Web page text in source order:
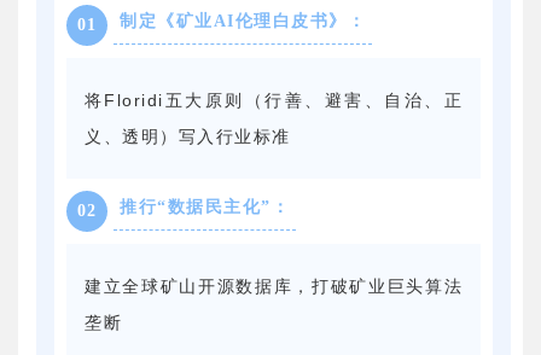
01 制定《矿业AI伦理白皮书》：
将Floridi五大原则（行善、避害、自治、正
义、透明）写入行业标准
02 推行“数据民主化”：
建立全球矿山开源数据库，打破矿业巨头算法
垄断